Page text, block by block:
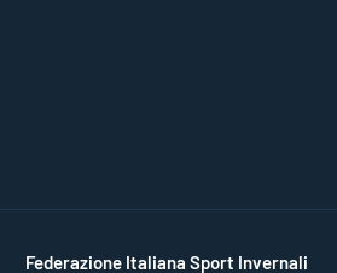
Federazione Italiana Sport Invernali